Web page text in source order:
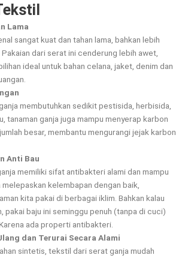
Lama
sangat kuat dan tahan lama, bahkan lebih
dari serat ini cenderung lebih awet,
ideal untuk bahan celana, jaket, denim dan
membutuhkan sedikit pestisida, herbisida,
tanaman ganja juga mampu menyerap karbon
besar, membantu mengurangi jejak karbon
Anti Bau
memiliki sifat antibakteri alami dan mampu
kelembapan dengan baik,
kita pakai di berbagai iklim. Bahkan kalau
pakai baju ini seminggu penuh (tanpa di cuci)
ada properti antibakteri.
dan Terurai Secara Alami
sintetis, tekstil dari serat ganja mudah